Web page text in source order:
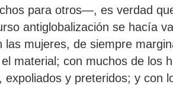
para otros—, es verdad
antiglobalización se hacía
las mujeres, de siempre
material; con muchos de los
expoliados y preteridos; y con